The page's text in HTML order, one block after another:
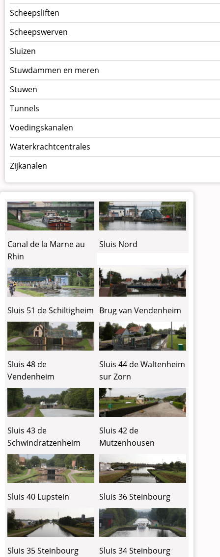
Scheepsliften
Scheepswerven
Sluizen
Stuwdammen en meren
Stuwen
Tunnels
Voedingskanalen
Waterkrachtcentrales
Zijkanalen
Canal de la Marne au
Rhin
Sluis Nord
Sluis 51 de Schiltigheim Brug van Vendenheim
Sluis 48 de
Vendenheim
Sluis 44 de Waltenheim
sur Zorn
Sluis 43 de
Schwindratzenheim
Sluis 42 de
Mutzenhousen
Sluis 40 Lupstein Sluis 36 Steinbourg
Sluis 35 Steinbourg Sluis 34 Steinbourg